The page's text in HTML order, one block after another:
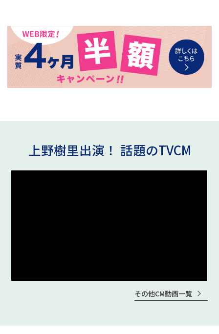
体験レポート こだわりの暮らし
上野樹里出演！ 話題のTVCM
その他CM動画一覧